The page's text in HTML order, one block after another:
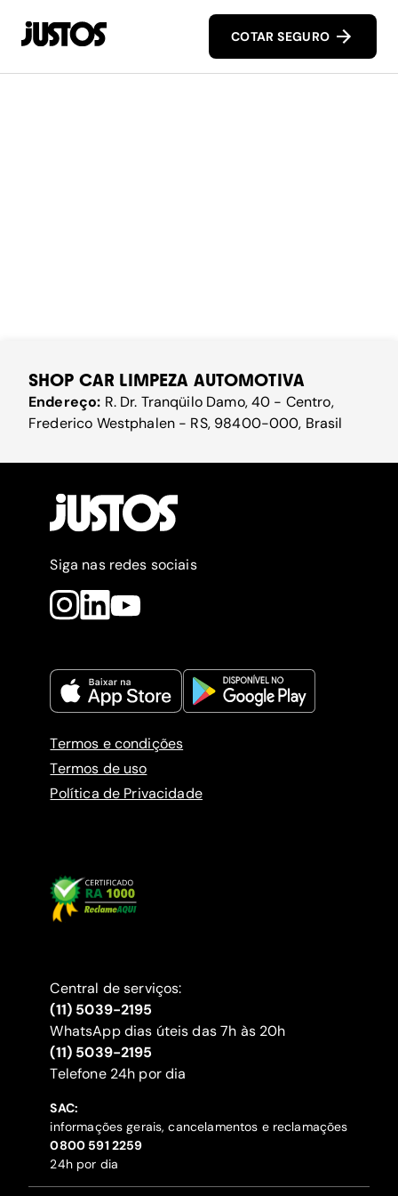
COTAR SEGURO
SHOP CAR LIMPEZA AUTOMOTIVA
Endereço: R. Dr. Tranqüilo Damo, 40 - Centro,
Frederico Westphalen - RS, 98400-000, Brasil
Siga nas redes sociais
Termos e condições
Termos de uso
Política de Privacidade
Central de serviços:
(11) 5039-2195
WhatsApp dias úteis das 7h às 20h
(11) 5039-2195
‍Telefone 24h por dia
SAC:
informações gerais, cancelamentos e reclamações
‍0800 591 2259
24h por dia